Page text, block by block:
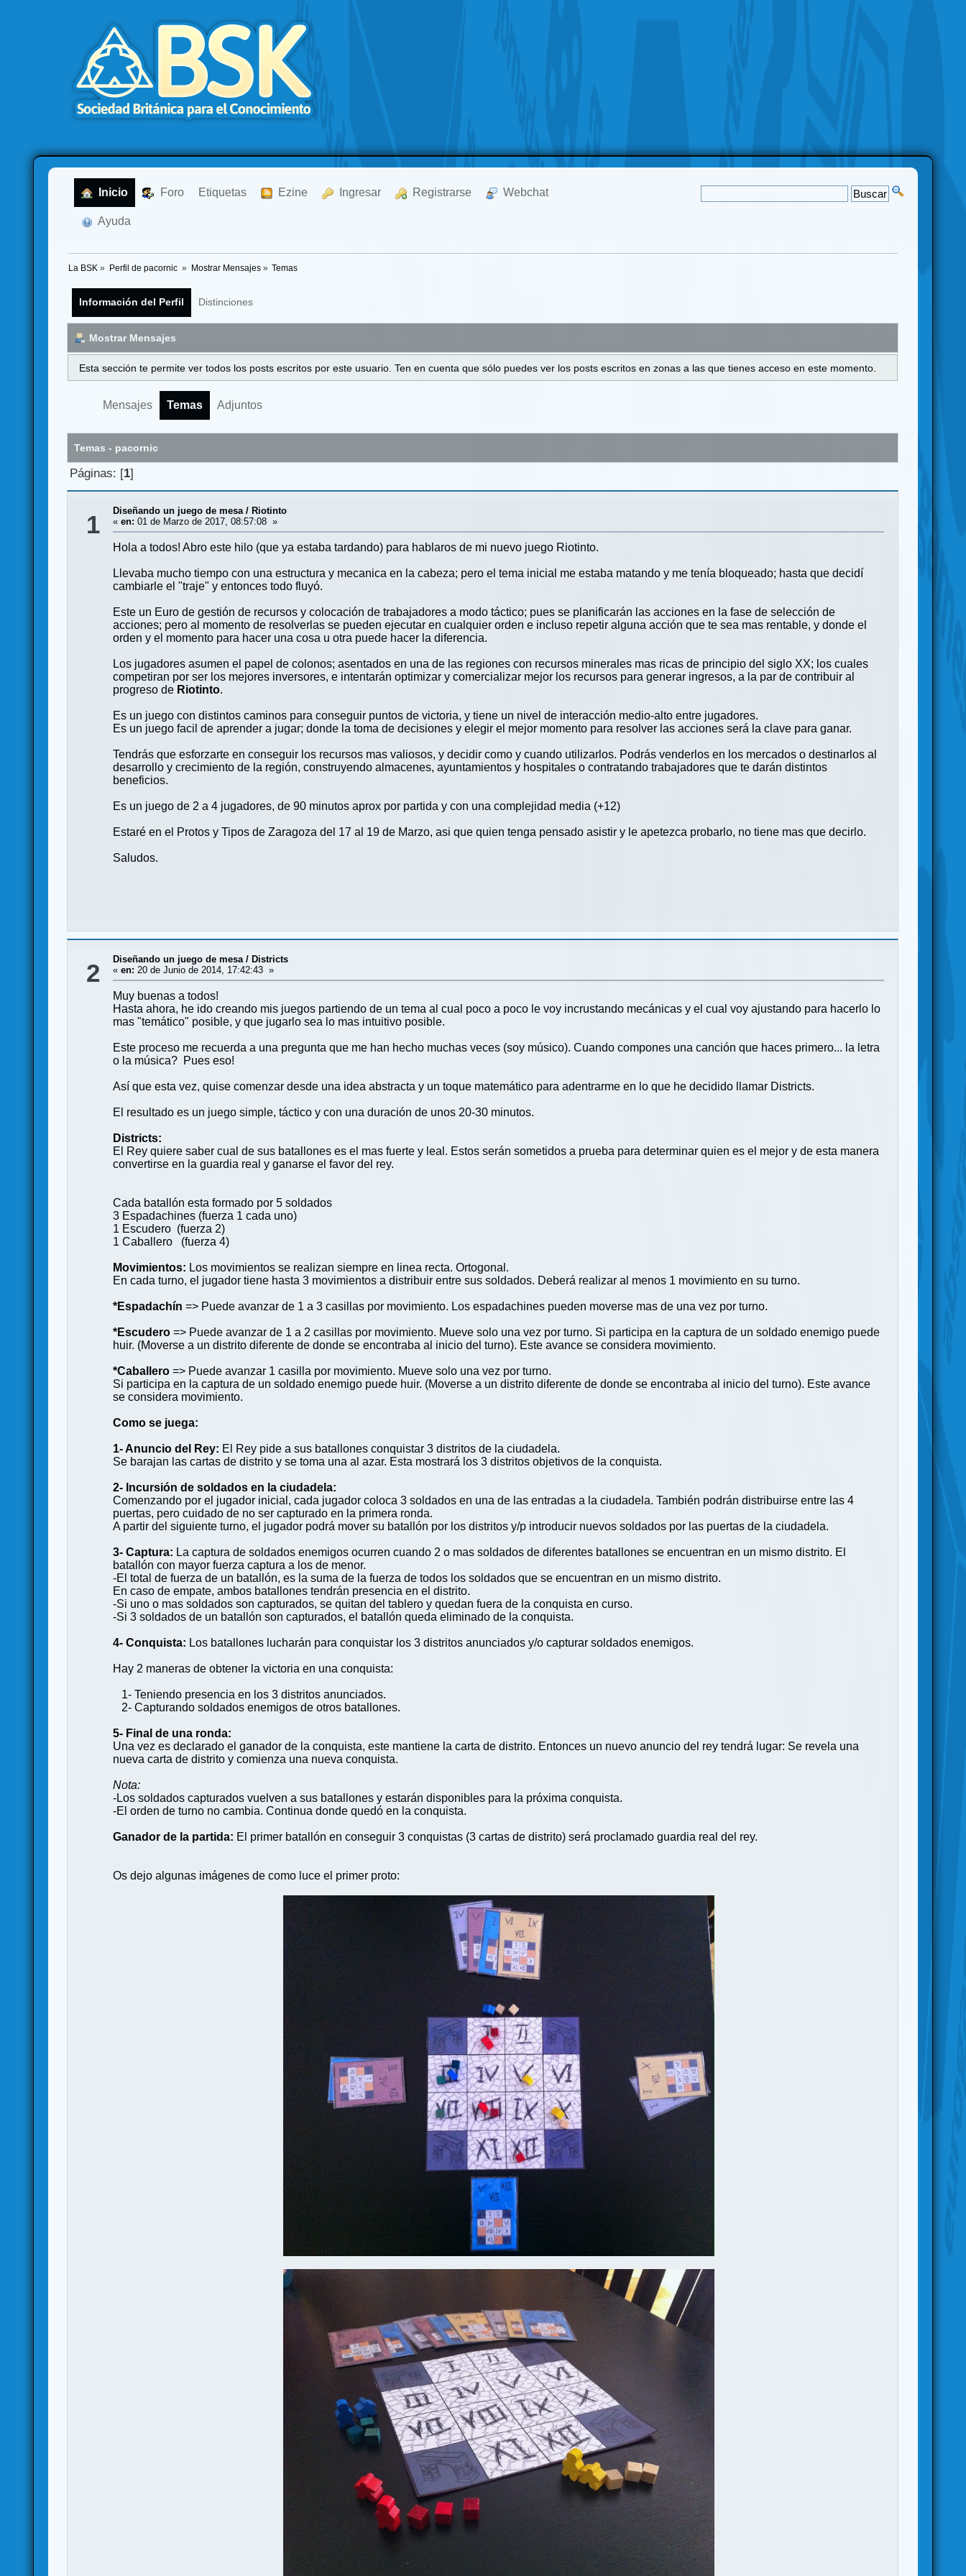
Inicio Foro Etiquetas Ezine Ingresar Registrarse Webchat
Ayuda
La BSK » Perfil de pacornic » Mostrar Mensajes» Temas
Información del Perfil Distinciones
Mostrar Mensajes
Esta sección te permite ver todos los posts escritos por este usuario. Ten en cuenta que sólo puedes ver los posts escritos en zonas a las que tienes acceso en este momento.
Mensajes Temas Adjuntos
Temas - pacornic
Páginas: [1]
1 Diseñando un juego de mesa/ Riotinto
«en: 01 de Marzo de 2017, 08:57:08 »
Hola a todos! Abro este hilo (que ya estaba tardando) para hablaros de mi nuevo juego Riotinto.
Llevaba mucho tiempo con una estructura y mecanica en la cabeza; pero el tema inicial me estaba matando y me tenía bloqueado; hasta que decidí
cambiarle el "traje" y entonces todo fluyó.
Este un Euro de gestión de recursos y colocación de trabajadores a modo táctico; pues se planificarán las acciones en la fase de selección de
acciones; pero al momento de resolverlas se pueden ejecutar en cualquier orden e incluso repetir alguna acción que te sea mas rentable, y donde el
orden y el momento para hacer una cosa u otra puede hacer la diferencia.
Los jugadores asumen el papel de colonos; asentados en una de las regiones con recursos minerales mas ricas de principio del siglo XX; los cuales
competiran por ser los mejores inversores, e intentarán optimizar y comercializar mejor los recursos para generar ingresos, a la par de contribuir al
progreso de Riotinto.
Es un juego con distintos caminos para conseguir puntos de victoria, y tiene un nivel de interacción medio-alto entre jugadores.
Es un juego facil de aprender a jugar; donde la toma de decisiones y elegir el mejor momento para resolver las acciones será la clave para ganar.
Tendrás que esforzarte en conseguir los recursos mas valiosos, y decidir como y cuando utilizarlos. Podrás venderlos en los mercados o destinarlos al
desarrollo y crecimiento de la región, construyendo almacenes, ayuntamientos y hospitales o contratando trabajadores que te darán distintos
beneficios.
Es un juego de 2 a 4 jugadores, de 90 minutos aprox por partida y con una complejidad media (+12)
Estaré en el Protos y Tipos de Zaragoza del 17 al 19 de Marzo, asi que quien tenga pensado asistir y le apetezca probarlo, no tiene mas que decirlo.
Saludos.
2 Diseñando un juego de mesa/ Districts
«en: 20 de Junio de 2014, 17:42:43 »
Muy buenas a todos!
Hasta ahora, he ido creando mis juegos partiendo de un tema al cual poco a poco le voy incrustando mecánicas y el cual voy ajustando para hacerlo lo
mas "temático" posible, y que jugarlo sea lo mas intuitivo posible.
Este proceso me recuerda a una pregunta que me han hecho muchas veces (soy músico). Cuando compones una canción que haces primero... la letra
o la música? Pues eso!
Así que esta vez, quise comenzar desde una idea abstracta y un toque matemático para adentrarme en lo que he decidido llamar Districts.
El resultado es un juego simple, táctico y con una duración de unos 20-30 minutos.
Districts:
El Rey quiere saber cual de sus batallones es el mas fuerte y leal. Estos serán sometidos a prueba para determinar quien es el mejor y de esta manera
convertirse en la guardia real y ganarse el favor del rey.
Cada batallón esta formado por 5 soldados
3 Espadachines (fuerza 1 cada uno)
1 Escudero (fuerza 2)
1 Caballero (fuerza 4)
Movimientos: Los movimientos se realizan siempre en linea recta. Ortogonal.
En cada turno, el jugador tiene hasta 3 movimientos a distribuir entre sus soldados. Deberá realizar al menos 1 movimiento en su turno.
*Espadachín => Puede avanzar de 1 a 3 casillas por movimiento. Los espadachines pueden moverse mas de una vez por turno.
*Escudero => Puede avanzar de 1 a 2 casillas por movimiento. Mueve solo una vez por turno. Si participa en la captura de un soldado enemigo puede
huir. (Moverse a un distrito diferente de donde se encontraba al inicio del turno). Este avance se considera movimiento.
*Caballero => Puede avanzar 1 casilla por movimiento. Mueve solo una vez por turno.
Si participa en la captura de un soldado enemigo puede huir. (Moverse a un distrito diferente de donde se encontraba al inicio del turno). Este avance
se considera movimiento.
Como se juega:
1- Anuncio del Rey: El Rey pide a sus batallones conquistar 3 distritos de la ciudadela.
Se barajan las cartas de distrito y se toma una al azar. Esta mostrará los 3 distritos objetivos de la conquista.
2- Incursión de soldados en la ciudadela:
Comenzando por el jugador inicial, cada jugador coloca 3 soldados en una de las entradas a la ciudadela. También podrán distribuirse entre las 4
puertas, pero cuidado de no ser capturado en la primera ronda.
A partir del siguiente turno, el jugador podrá mover su batallón por los distritos y/p introducir nuevos soldados por las puertas de la ciudadela.
3- Captura: La captura de soldados enemigos ocurren cuando 2 o mas soldados de diferentes batallones se encuentran en un mismo distrito. El
batallón con mayor fuerza captura a los de menor.
-El total de fuerza de un batallón, es la suma de la fuerza de todos los soldados que se encuentran en un mismo distrito.
En caso de empate, ambos batallones tendrán presencia en el distrito.
-Si uno o mas soldados son capturados, se quitan del tablero y quedan fuera de la conquista en curso.
-Si 3 soldados de un batallón son capturados, el batallón queda eliminado de la conquista.
4- Conquista: Los batallones lucharán para conquistar los 3 distritos anunciados y/o capturar soldados enemigos.
Hay 2 maneras de obtener la victoria en una conquista:
1- Teniendo presencia en los 3 distritos anunciados.
2- Capturando soldados enemigos de otros batallones.
5- Final de una ronda:
Una vez es declarado el ganador de la conquista, este mantiene la carta de distrito. Entonces un nuevo anuncio del rey tendrá lugar: Se revela una
nueva carta de distrito y comienza una nueva conquista.
Nota:
-Los soldados capturados vuelven a sus batallones y estarán disponibles para la próxima conquista.
-El orden de turno no cambia. Continua donde quedó en la conquista.
Ganador de la partida: El primer batallón en conseguir 3 conquistas (3 cartas de distrito) será proclamado guardia real del rey.
Os dejo algunas imágenes de como luce el primer proto: